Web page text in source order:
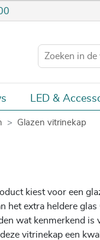
LED &
Glazen vitrinekap
kiest voor een
het extra heldere glas
wat kenmerkend is
vitrinekap een